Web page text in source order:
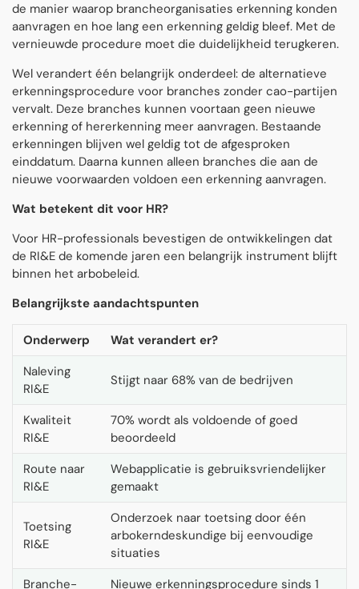
de manier waarop brancheorganisaties erkenning konden
aanvragen en hoe lang een erkenning geldig bleef. Met de
vernieuwde procedure moet die duidelijkheid terugkeren.
Wel verandert één belangrijk onderdeel: de alternatieve
erkenningsprocedure voor branches zonder cao-partijen
vervalt. Deze branches kunnen voortaan geen nieuwe
erkenning of hererkenning meer aanvragen. Bestaande
erkenningen blijven wel geldig tot de afgesproken
einddatum. Daarna kunnen alleen branches die aan de
nieuwe voorwaarden voldoen een erkenning aanvragen.
Wat betekent dit voor HR?
Voor HR-professionals bevestigen de ontwikkelingen dat
de RI&E de komende jaren een belangrijk instrument blijft
binnen het arbobeleid.
Belangrijkste aandachtspunten
Onderwerp
Wat verandert er?
Naleving
RI&E
Stijgt naar 68% van de bedrijven
Kwaliteit
RI&E
70% wordt als voldoende of goed
beoordeeld
Route naar
RI&E
Webapplicatie is gebruiksvriendelijker
gemaakt
Toetsing
RI&E
Onderzoek naar toetsing door één
arbokerndeskundige bij eenvoudige
situaties
Branche-
Nieuwe erkenningsprocedure sinds 1